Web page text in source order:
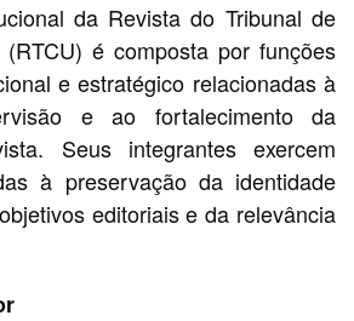
da Revista do Tribunal de
é composta por funções
e estratégico relacionadas à
e ao fortalecimento da
Seus integrantes exercem
à preservação da identidade
editoriais e da relevância